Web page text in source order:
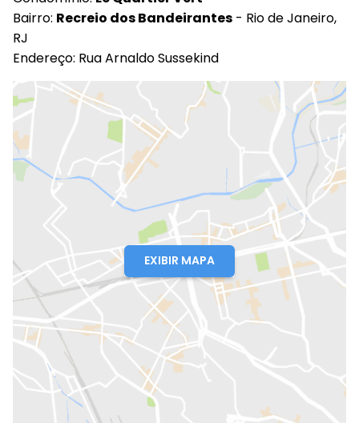
Bairro: Recreio dos Bandeirantes - Rio de Janeiro,
RJ
Endereço: Rua Arnaldo Sussekind
EXIBIR MAPA